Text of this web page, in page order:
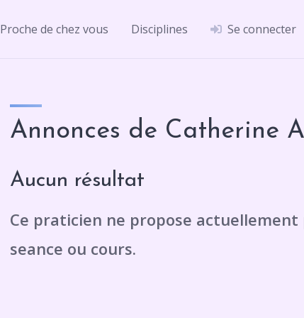
Proche de chez vous Disciplines Se connecter
Annonces de Catherine
Aucun résultat